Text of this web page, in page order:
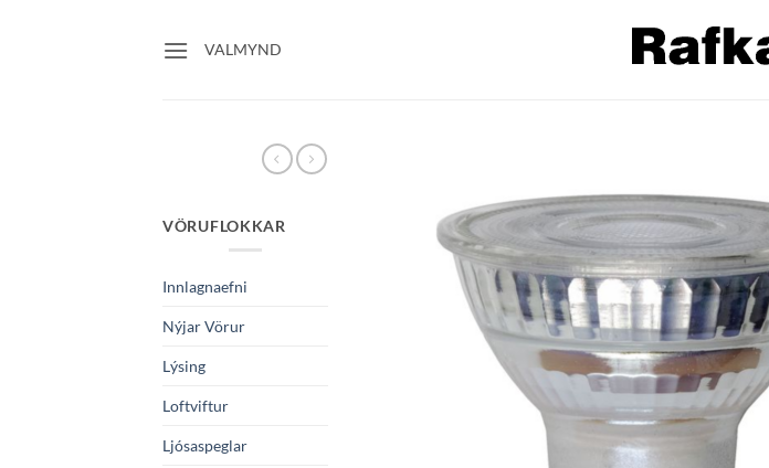
VALMYND
VÖRUFLOKKAR
Innlagnaefni
Nýjar Vörur
Lýsing
Loftviftur
Ljósaspeglar